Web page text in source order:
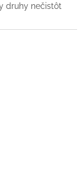
druhy nečistôt